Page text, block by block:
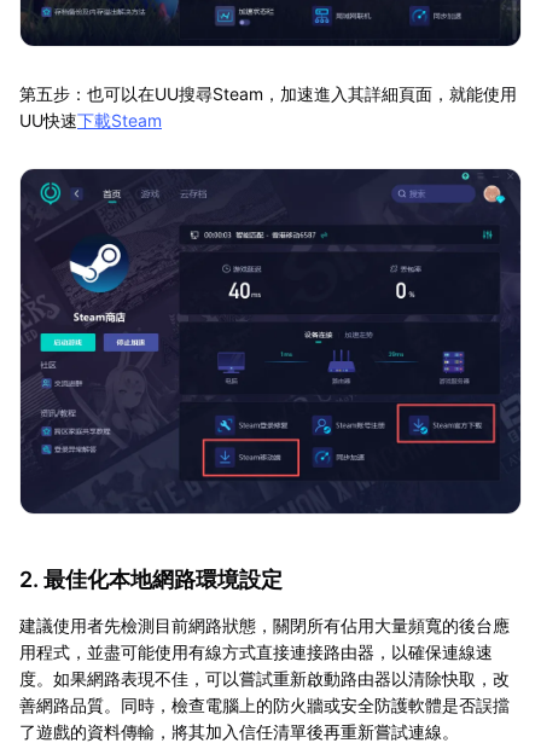
第五步：也可以在UU搜尋Steam，加速進入其詳細頁面，就能使用
UU快速下載Steam
2. 最佳化本地網路環境設定
建議使用者先檢測目前網路狀態，關閉所有佔用大量頻寬的後台應
用程式，並盡可能使用有線方式直接連接路由器，以確保連線速
度。如果網路表現不佳，可以嘗試重新啟動路由器以清除快取，改
善網路品質。同時，檢查電腦上的防火牆或安全防護軟體是否誤擋
了遊戲的資料傳輸，將其加入信任清單後再重新嘗試連線。